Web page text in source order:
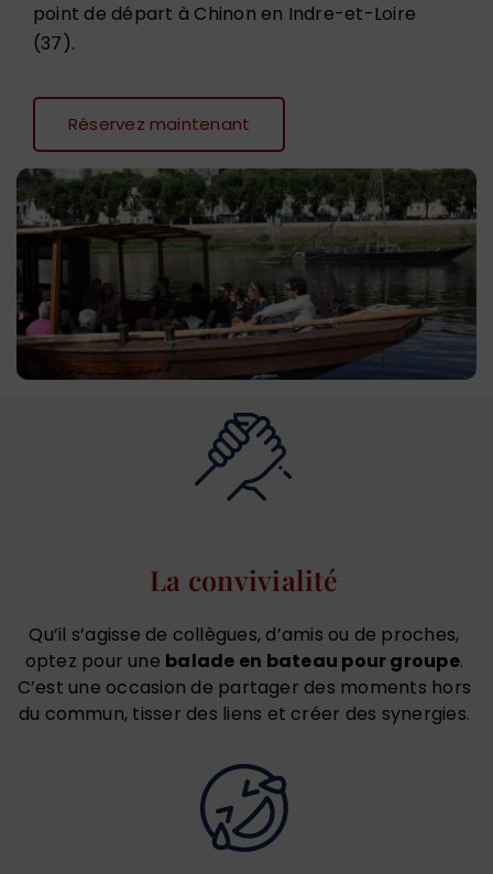
point de départ à Chinon en Indre-et-Loire
(37).
Réservez maintenant
La convivialité
Qu’il s’agisse de collègues, d’amis ou de proches,
optez pour une balade en bateau pour groupe.
C’est une occasion de partager des moments hors
du commun, tisser des liens et créer des synergies.